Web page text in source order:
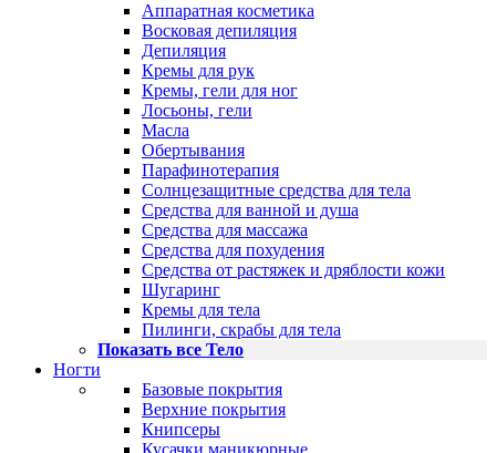
Аппаратная косметика
Восковая депиляция
Депиляция
Кремы для рук
Кремы, гели для ног
Лосьоны, гели
Масла
Обертывания
Парафинотерапия
Солнцезащитные средства для тела
Средства для ванной и душа
Средства для массажа
Средства для похудения
Средства от растяжек и дряблости кожи
Шугаринг
Кремы для тела
Пилинги, скрабы для тела
Показать все Тело
Ногти
Базовые покрытия
Верхние покрытия
Книпсеры